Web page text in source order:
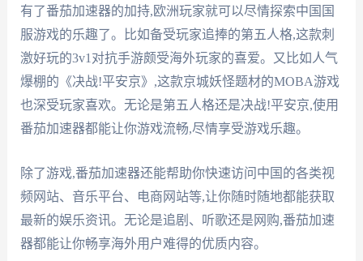
有了番茄加速器的加持,欧洲玩家就可以尽情探索中国国
服游戏的乐趣了。比如备受玩家追捧的第五人格,这款刺
激好玩的3v1对抗手游颇受海外玩家的喜爱。又比如人气
爆棚的《决战!平安京》,这款京城妖怪题材的MOBA游戏
也深受玩家喜欢。无论是第五人格还是决战!平安京,使用
番茄加速器都能让你游戏流畅,尽情享受游戏乐趣。
除了游戏,番茄加速器还能帮助你快速访问中国的各类视
频网站、音乐平台、电商网站等,让你随时随地都能获取
最新的娱乐资讯。无论是追剧、听歌还是网购,番茄加速
器都能让你畅享海外用户难得的优质内容。